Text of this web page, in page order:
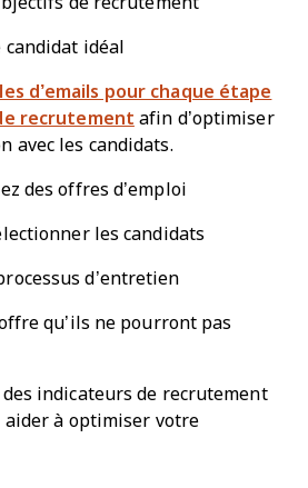
idéal
d’emails pour chaque étape
recrutement afin d’optimiser
avec les candidats.
des offres d’emploi
les candidats
d’entretien
qu’ils ne pourront pas
des indicateurs de recrutement
aider à optimiser votre